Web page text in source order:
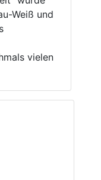
Weiß und
vielen